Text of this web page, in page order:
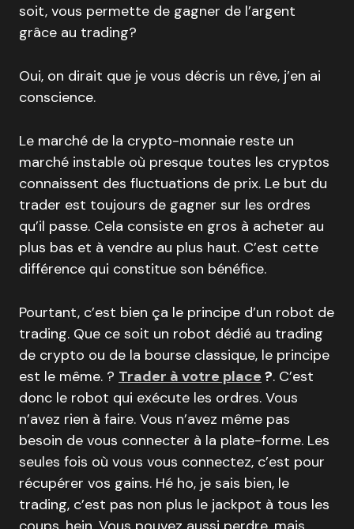
soit, vous permette de gagner de l’argent
grâce au trading?
Oui, on dirait que je vous décris un rêve, j’en ai
conscience.
Le marché de la crypto-monnaie reste un
marché instable où presque toutes les cryptos
connaissent des fluctuations de prix. Le but du
trader est toujours de gagner sur les ordres
qu’il passe. Cela consiste en gros à acheter au
plus bas et à vendre au plus haut. C’est cette
différence qui constitue son bénéfice.
Pourtant, c’est bien ça le principe d’un robot de
trading. Que ce soit un robot dédié au trading
de crypto ou de la bourse classique, le principe
est le même. ? Trader à votre place ?. C’est
donc le robot qui exécute les ordres. Vous
n’avez rien à faire. Vous n’avez même pas
besoin de vous connecter à la plate-forme. Les
seules fois où vous vous connectez, c’est pour
récupérer vos gains. Hé ho, je sais bien, le
trading, c’est pas non plus le jackpot à tous les